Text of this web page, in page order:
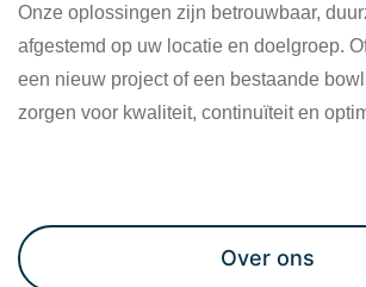
Onze oplossingen zijn betrouwbaar,
afgestemd op uw locatie en doelgroep.
een nieuw project of een bestaande
zorgen voor kwaliteit, continuïteit en
Over ons